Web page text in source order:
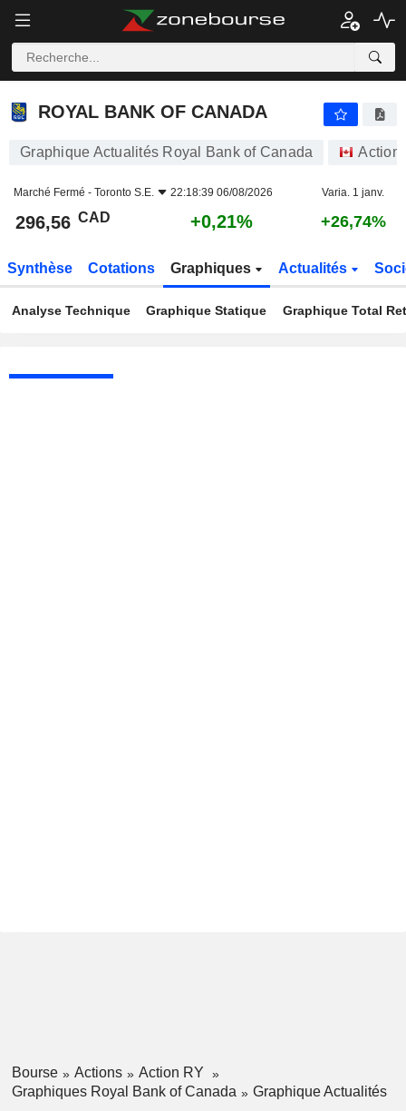
ROYAL BANK OF CANADA
ROYAL BANK OF CANADA
Graphique Actualités Royal Bank of Canada
Marché Fermé - Toronto S.E. 22:18:39 06/08/2026 Varia. 1 janv.
296,56 CAD +0,21% +26,74%
Synthèse Cotations Graphiques Actualités
Analyse Technique Graphique Statique Graphique Total
Bourse Actions
Action RY
Graphiques Royal Bank of Canada
Graphique Actualités